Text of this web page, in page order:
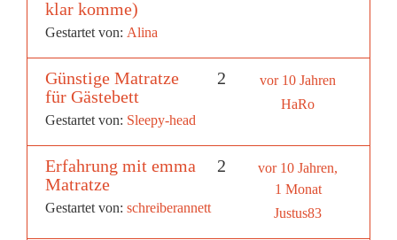
klar komme)
Gestartet von: Alina
Günstige Matratze
für Gästebett
Gestartet von: Sleepy-head
2
vor 10 Jahren
HaRo
Erfahrung mit emma
Matratze
Gestartet von: schreiberannett
2
vor 10 Jahren,
1 Monat
Justus83